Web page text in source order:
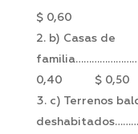
$ 0,60
b) Casas de
0,40 $ 0,50
c) Terrenos